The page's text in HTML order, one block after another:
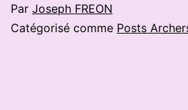
Par Joseph FREON
Catégorisé comme Posts